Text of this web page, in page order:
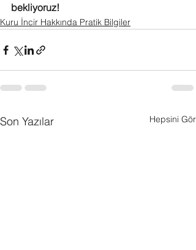
bekliyoruz!
Kuru İncir Hakkında Pratik Bilgiler
Son Yazılar Hepsini Gör